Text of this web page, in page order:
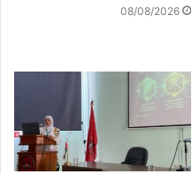
08/08/2026